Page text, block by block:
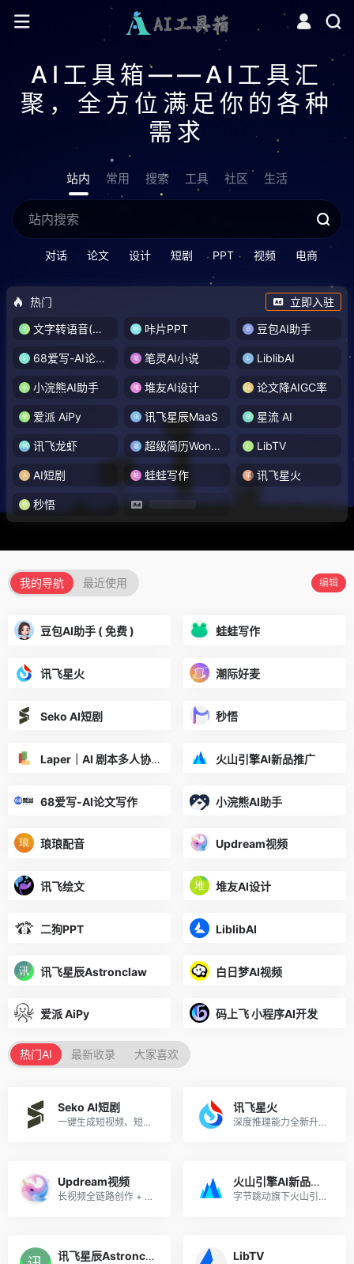
AI工具箱——AI工具汇
聚，全方位满足你的各种
需求
站内 常用 搜索 工具 社区 生活
对话 论文 设计 短剧 PPT 视频 电商
热门
立即入驻
文字转语音(琅琅配音)
咔片PPT 豆包AI助手
68爱写-AI论文写作 笔灵AI小说 LiblibAI
小浣熊AI助手 堆友AI设计 论文降AIGC率
爱派 AiPy 讯飞星辰MaaS 星流 AI
讯飞龙虾 超级简历WonderCV LibTV
AI短剧 蛙蛙写作 讯飞星火
秒悟
我的导航 最近使用 编辑
豆包AI助手 ( 免费 ) 蛙蛙写作
讯飞星火 潮际好麦
Seko AI短剧 秒悟
Laper｜AI 剧本多人协作平台 火山引擎AI新品推广
68爱写-AI论文写作 小浣熊AI助手
琅琅配音 Updream视频
讯飞绘文 堆友AI设计
二狗PPT LiblibAI
讯飞星辰Astronclaw 白日梦AI视频
爱派 AiPy 码上飞 小程序AI开发
热门AI 最新收录 大家喜欢
Seko AI短剧
一键生成短视频、短剧，零基础批量出片，用户注册意愿高，转化稳定！
讯飞星火
深度推理能力全新升级，全面对标OpenAI o1
Updream视频
长视频全链路创作 + 节点式无限画布 + AI 智能助手 Agent，一站式整合图文视频大模型，覆盖剧本、分镜、成片全流程，主打中长视频批量自动化创作
火山引擎AI新品推广
字节跳动旗下火山引擎重磅 AI 产品矩阵来袭！火山引擎 ArkClaw智能体、火山方舟Agent Plan、Seedance 2.0 ——三大王牌覆盖开发者、创作者、企业用户。AI 风口正盛，好产品自带流量。
讯飞星辰Astronclaw LibTV